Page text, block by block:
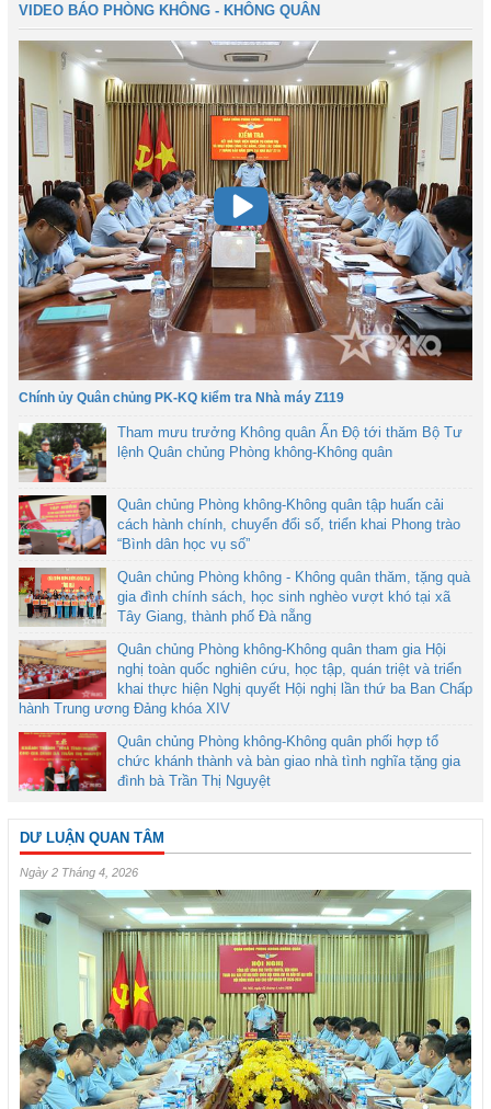
VIDEO BÁO PHÒNG KHÔNG - KHÔNG QUÂN
Chính ủy Quân chủng PK-KQ kiểm tra Nhà máy Z119
Tham mưu trưởng Không quân Ấn Độ tới thăm Bộ Tư
lệnh Quân chủng Phòng không-Không quân
Quân chủng Phòng không-Không quân tập huấn cải
cách hành chính, chuyển đổi số, triển khai Phong trào
“Bình dân học vụ số”
Quân chủng Phòng không - Không quân thăm, tặng quà
gia đình chính sách, học sinh nghèo vượt khó tại xã
Tây Giang, thành phố Đà nẵng
Quân chủng Phòng không-Không quân tham gia Hội
nghị toàn quốc nghiên cứu, học tập, quán triệt và triển
khai thực hiện Nghị quyết Hội nghị lần thứ ba Ban Chấp
hành Trung ương Đảng khóa XIV
Quân chủng Phòng không-Không quân phối hợp tổ
chức khánh thành và bàn giao nhà tình nghĩa tặng gia
đình bà Trần Thị Nguyệt
DƯ LUẬN QUAN TÂM
Ngày 2 Tháng 4, 2026